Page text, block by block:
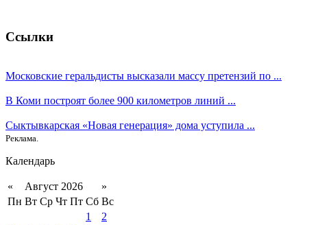
Ссылки
Московские геральдисты высказали массу претензий по ...
В Коми построят более 900 километров линий ...
Сыктывкарская «Новая генерация» дома уступила ...
Реклама.
Календарь
« Август 2026
»
Пн Вт Ср Чт Пт Сб Вс
1
2